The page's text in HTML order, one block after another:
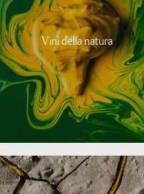
Vini della natura